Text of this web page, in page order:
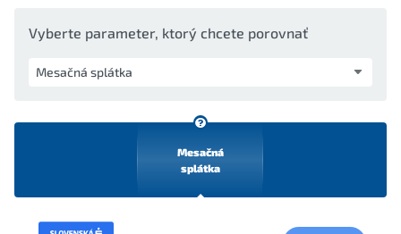
Vyberte parameter, ktorý chcete porovnať
Mesačná
splátka